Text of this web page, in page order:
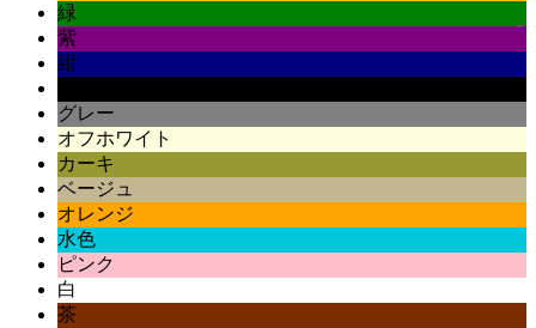
緑
紫
紺
グレー
オフホワイト
カーキ
ベージュ
オレンジ
水色
ピンク
白
茶